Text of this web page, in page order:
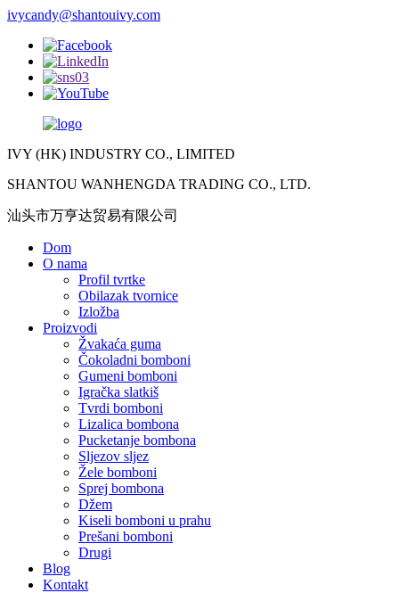
ivycandy@shantouivy.com
IVY (HK) INDUSTRY CO., LIMITED
SHANTOU WANHENGDA TRADING CO., LTD.
汕头市万亨达贸易有限公司
Dom
O nama
Profil tvrtke
Obilazak tvornice
Izložba
Proizvodi
Žvakaća guma
Čokoladni bomboni
Gumeni bomboni
Igračka slatkiš
Tvrdi bomboni
Lizalica bombona
Pucketanje bombona
Sljezov sljez
Žele bomboni
Sprej bombona
Džem
Kiseli bomboni u prahu
Prešani bomboni
Drugi
Blog
Kontakt